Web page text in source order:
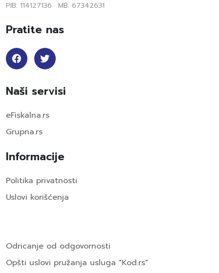
PIB: 114127136 · MB: 67342631
Pratite nas
Naši servisi
eFiskalna.rs
Grupna.rs
Informacije
Politika privatnosti
Uslovi korišćenja
Odricanje od odgovornosti
Opšti uslovi pružanja usluga "Kod.rs"